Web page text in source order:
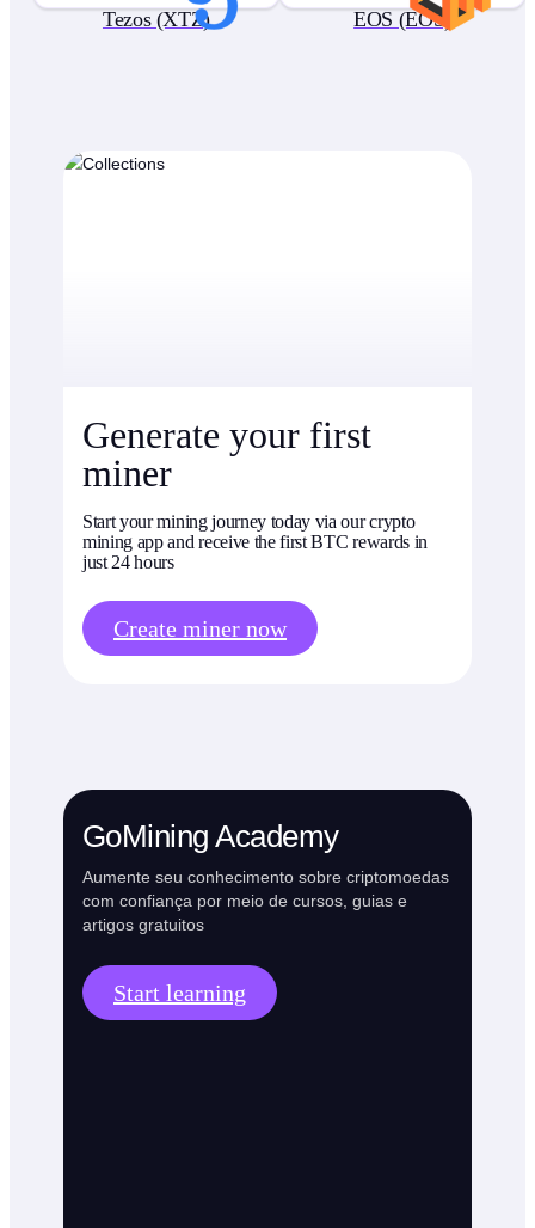
Tezos (XTZ) EOS (EOS)
Generate your first
miner
Start your mining journey today via our crypto
mining app and receive the first BTC rewards in
just 24 hours
Create miner now
GoMining Academy
Aumente seu conhecimento sobre criptomoedas
com confiança por meio de cursos, guias e
artigos gratuitos
Start learning